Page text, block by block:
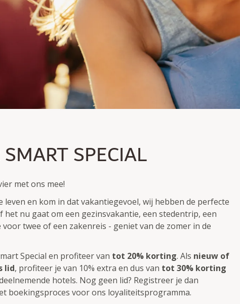
korting
SPECIAL
met ons mee!
leven en kom in dat vakantiegevoel, wij hebben de perfecte
het nu gaat om een gezinsvakantie, een stedentrip, een
twee of een zakenreis - geniet van de zomer in de
Special en profiteer van tot 20% korting. Als nieuw of
lid, profiteer je van 10% extra en dus van tot 30% korting
hotels. Nog geen lid? Registreer je dan
boekingsproces voor ons loyaliteitsprogramma.